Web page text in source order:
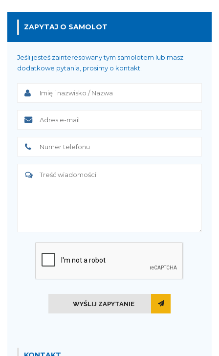
ZAPYTAJ O SAMOLOT
Jeśli jesteś zainteresowany tym samolotem lub masz
dodatkowe pytania, prosimy o kontakt.
WYŚLIJ ZAPYTANIE